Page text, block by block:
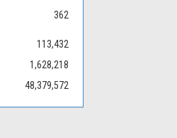
362
113,432
1,628,218
48,379,572